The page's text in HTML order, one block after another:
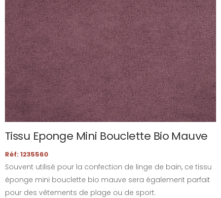
Tissu Eponge Mini Bouclette Bio Mauve
Réf: 1235560
Souvent utilisé pour la confection de linge de bain, ce tissu
éponge mini bouclette bio mauve sera également parfait
pour des vêtements de plage ou de sport.